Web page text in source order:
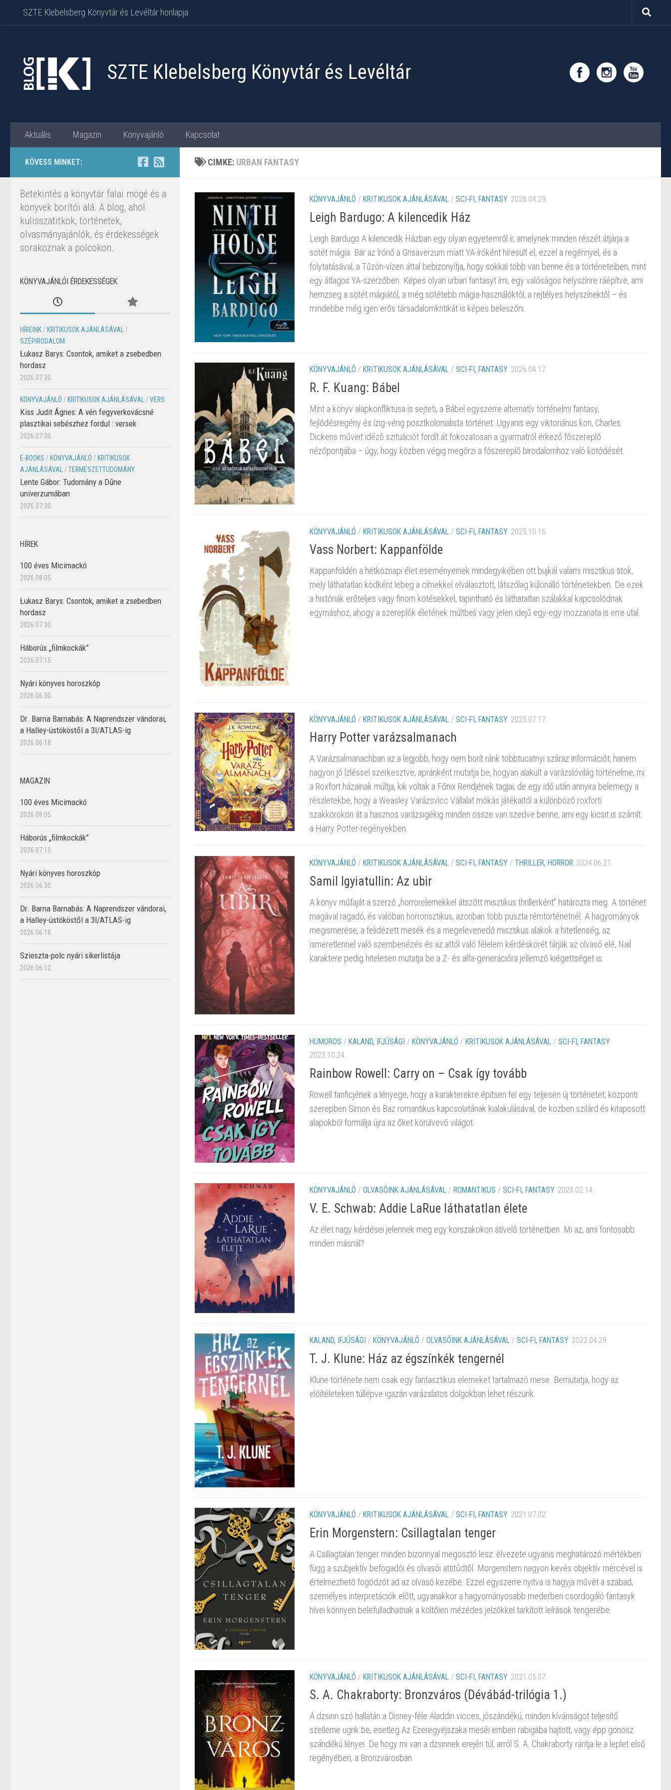
Skip to content
SZTE Klebelsberg Könyvtár és Levéltár honlapja
SZTE Klebelsberg Könyvtár és Levéltár
Aktuális Magazin Könyvajánló Kapcsolat
CIMKE: URBAN FANTASY
KÖNYVAJÁNLÓ / KRITIKUSOK AJÁNLÁSÁVAL / SCI-FI, FANTASY 2026.04.29.
Leigh Bardugo: A kilencedik Ház
Leigh Bardugo A kilencedik Házban egy olyan egyetemről ír, amelynek minden részét átjárja a
sötét mágia. Bár az írónő a Grisaverzum miatt YA-íróként híresült el, ezzel a regénnyel, és a
folytatásával, a Tűzön-vízen áttal bebizonyítja, hogy sokkal több van benne és a történeteiben, mint
egy átlagos YA-szerzőben. Képes olyan urban fantasyt írni, egy valóságos helyszínre ráépítve, ami
hemzseg a sötét mágiától, a még sötétebb mágia-használóktól, a rejtélyes helyszínektől – és
mindebbe még igen erős társadalomkritikát is képes beleszőni.
KÖNYVAJÁNLÓ / KRITIKUSOK AJÁNLÁSÁVAL / SCI-FI, FANTASY 2026.04.17.
R. F. Kuang: Bábel
Mint a könyv alapkonfliktusa is sejteti, a Bábel egyszerre alternatív történelmi fantasy,
fejlődésregény és ízig-vérig posztkolonialista történet. Ugyanis egy viktoriánus kori, Charles
Dickens műveit idéző szituációt fordít át fokozatosan a gyarmatról érkező főszereplő
nézőpontjába – úgy, hogy közben végig megőrzi a főszereplő birodalomhoz való kötődését.
KÖNYVAJÁNLÓ / KRITIKUSOK AJÁNLÁSÁVAL / SCI-FI, FANTASY 2025.10.16.
Vass Norbert: Kappanfölde
Kappanföldén a hétköznapi élet eseményeinek mindegyikében ott bujkál valami misztikus titok,
mely láthatatlan ködként lebeg a címekkel elválasztott, látszólag különálló történetekben. De ezek
a históriák erőteljes vagy finom kötésekkel, tapintható és láthatatlan szálakkal kapcsolódnak
egymáshoz, ahogy a szereplők életének múltbeli vagy jelen idejű egy-egy mozzanata is erre utal.
KÖNYVAJÁNLÓ / KRITIKUSOK AJÁNLÁSÁVAL / SCI-FI, FANTASY 2025.07.17.
Harry Potter varázsalmanach
A Varázsalmanachban az a legjobb, hogy nem borít ránk többtucatnyi száraz információt, hanem
nagyon jó ízléssel szerkesztve, apránként mutatja be, hogyan alakult a varázslóvilág történelme, mi
a Roxfort házainak múltja, kik voltak a Főnix Rendjének tagjai, de egy idő után annyira belemegy a
részletekbe, hogy a Weasley Varázsvicc Vállalat mókás játékaitól a különböző roxforti
szakkörökön át a hasznos varázsigékig minden össze van szedve benne, ami egy kicsit is számít
a Harry Potter-regényekben.
KÖNYVAJÁNLÓ / KRITIKUSOK AJÁNLÁSÁVAL / SCI-FI, FANTASY / THRILLER, HORROR 2024.06.21.
Samil Igyiatullin: Az ubir
A könyv műfaját a szerző „horrorelemekkel átszőtt misztikus thrillerként” határozta meg. A történet
magával ragadó, és valóban horrorisztikus, azonban több puszta rémtörténetnél. A hagyományok
megismerése, a felidézett mesék és a megelevenedő misztikus alakok a hitetlenség, az
ismeretlennel való szembenézés és az attól való félelem kérdéskörét tárják az olvasó elé, Nail
karaktere pedig hitelesen mutatja be a Z- és alfa-generációra jellemző kiégettséget is.
HUMOROS / KALAND, IFJÚSÁGI / KÖNYVAJÁNLÓ / KRITIKUSOK AJÁNLÁSÁVAL / SCI-FI, FANTASY
2023.10.24.
Rainbow Rowell: Carry on – Csak így tovább
Rowell fanficjének a lényege, hogy a karakterekre építsen fel egy teljesen új történetet, központi
szerepben Simon és Baz romantikus kapcsolatának kialakulásával, de közben szilárd és kitaposott
alapokból formálja újra az őket körülvevő világot.
KÖNYVAJÁNLÓ / OLVASÓINK AJÁNLÁSÁVAL / ROMANTIKUS / SCI-FI, FANTASY 2023.02.14.
V. E. Schwab: Addie LaRue láthatatlan élete
Az élet nagy kérdései jelennek meg egy korszakokon átívelő történetben. Mi az, ami fontosabb
minden másnál?
KALAND, IFJÚSÁGI / KÖNYVAJÁNLÓ / OLVASÓINK AJÁNLÁSÁVAL / SCI-FI, FANTASY 2022.04.29.
T. J. Klune: Ház az égszínkék tengernél
Klune története nem csak egy fantasztikus elemeket tartalmazó mese. Bemutatja, hogy az
előítéleteken túllépve igazán varázslatos dolgokban lehet részünk.
KÖNYVAJÁNLÓ / KRITIKUSOK AJÁNLÁSÁVAL / SCI-FI, FANTASY 2021.07.02.
Erin Morgenstern: Csillagtalan tenger
A Csillagtalan tenger minden bizonnyal megosztó lesz: élvezete ugyanis meghatározó mértékben
függ a szubjektív befogadói és olvasói attitűdtől. Morgenstern nagyon kevés objektív mércével is
értelmezhető fogódzót ad az olvasó kezébe. Ezzel egyszerre nyitva is hagyja művét a szabad,
személyes interpretációk előtt, ugyanakkor a hagyományosabb mederben csordogáló fantasyk
hívei könnyen belefulladhatnak a költőien mézédes jelzőkkel tarkított leírások tengerébe.
KÖNYVAJÁNLÓ / KRITIKUSOK AJÁNLÁSÁVAL / SCI-FI, FANTASY 2021.05.07.
S. A. Chakraborty: Bronzváros (Dévábád-trilógia 1.)
A dzsinn szó hallatán a Disney-féle Aladdin vicces, jószándékú, minden kívánságot teljesítő
szelleme ugrik be, esetleg Az Ezeregyéjszaka meséi emberi rabigába hajtott, vagy épp gonosz
szándékú lényei. De hogy mi van a dzsinnek erején túl, arról S. A. Chakraborty rántja le a leplet első
regényében, a Bronzvárosban.
KÖVESS MINKET:
Betekintés a könyvtár falai mögé és a
könyvek borítói alá. A blog, ahol
kulisszatitkok, történetek,
olvasmányajánlók, és érdekességek
sorakoznak a polcokon.
KÖNYVAJÁNLÓI ÉRDEKESSÉGEK
HÍREINK / KRITIKUSOK AJÁNLÁSÁVAL
/
SZÉPIRODALOM
Łukasz Barys: Csontok, amiket a zsebedben
hordasz
2026.07.30.
KÖNYVAJÁNLÓ / KRITIKUSOK AJÁNLÁSÁVAL /VERS
Kiss Judit Ágnes: A vén fegyverkovácsné
plasztikai sebészhez fordul : versek
2026.07.30.
E-BOOKS / KÖNYVAJÁNLÓ / KRITIKUSOK
AJÁNLÁSÁVAL
/TERMÉSZETTUDOMÁNY
Lente Gábor: Tudomány a Dűne
univerzumában
2026.07.30.
HÍREK
100 éves Micimackó
2026.08.05.
Łukasz Barys: Csontok, amiket a zsebedben
hordasz
2026.07.30.
Háborús „filmkockák”
2026.07.15.
Nyári könyves horoszkóp
2026.06.30.
Dr. Barna Barnabás: A Naprendszer vándorai,
a Halley-üstököstől a 3I/ATLAS-ig
2026.06.18.
MAGAZIN
100 éves Micimackó
2026.08.05.
Háborús „filmkockák”
2026.07.15.
Nyári könyves horoszkóp
2026.06.30.
Dr. Barna Barnabás: A Naprendszer vándorai,
a Halley-üstököstől a 3I/ATLAS-ig
2026.06.18.
Szieszta-polc nyári sikerlistája
2026.06.12.